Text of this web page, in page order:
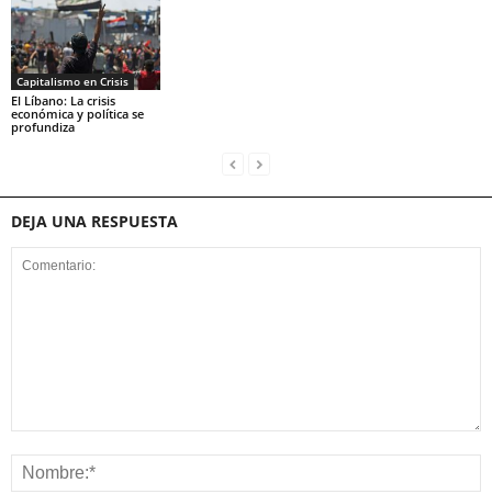
Capitalismo en Crisis
El Líbano: La crisis
económica y política se
profundiza
DEJA UNA RESPUESTA